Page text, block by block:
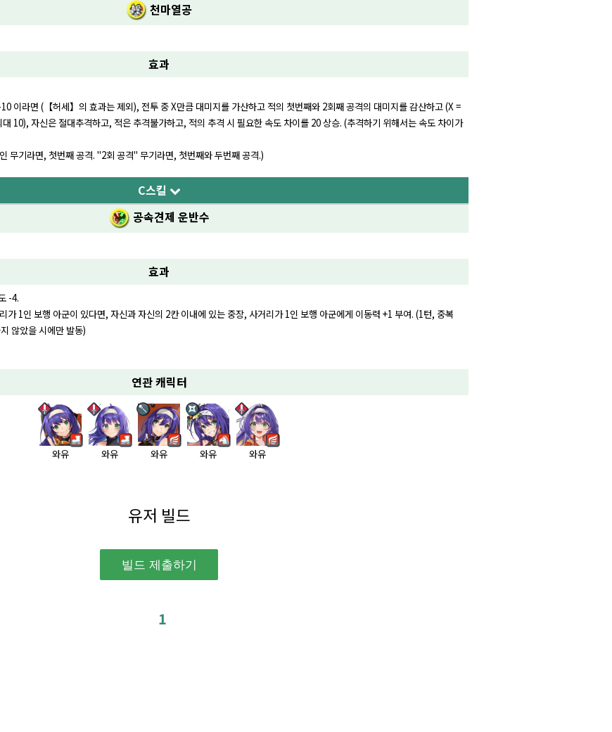
천마열공
효과
이라면 (【허세】의 효과는 제외), 전투 중 X만큼 대미지를 가산하고 적의 첫번째와 2회째 공격의 대미지를 감산하고 (X =
10), 자신은 절대추격하고, 적은 추격불가하고, 적의 추격 시 필요한 속도 차이를 20 상승. (추격하기 위해서는 속도 차이가
무기라면, 첫번째 공격. "2회 공격" 무기라면, 첫번째와 두번째 공격.)
C스킬
공속견제 운반수
효과
-4.
가 1인 보행 아군이 있다면, 자신과 자신의 2칸 이내에 있는 중장, 사거리가 1인 보행 아군에게 이동력 +1 부여. (1턴, 중복
않았을 시에만 발동)
연관 캐릭터
와유 와유 와유 와유 와유
유저 빌드
1